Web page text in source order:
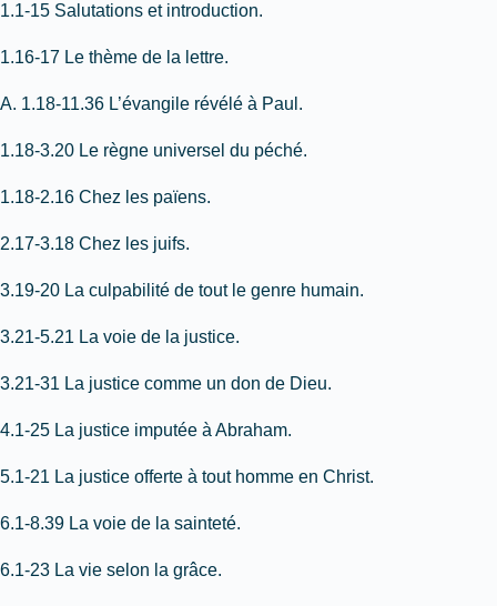
1.1-15 Salutations et introduction.
1.16-17 Le thème de la lettre.
A. 1.18-11.36 L’évangile révélé à Paul.
1.18-3.20 Le règne universel du péché.
1.18-2.16 Chez les païens.
2.17-3.18 Chez les juifs.
3.19-20 La culpabilité de tout le genre humain.
3.21-5.21 La voie de la justice.
3.21-31 La justice comme un don de Dieu.
4.1-25 La justice imputée à Abraham.
5.1-21 La justice offerte à tout homme en Christ.
6.1-8.39 La voie de la sainteté.
6.1-23 La vie selon la grâce.